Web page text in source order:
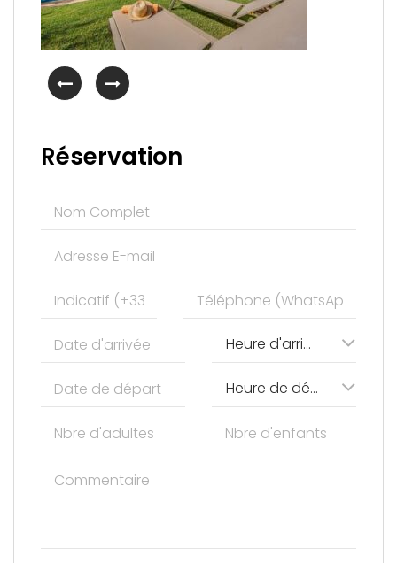
Réservation
Heure d'arrivée
Heure de départ